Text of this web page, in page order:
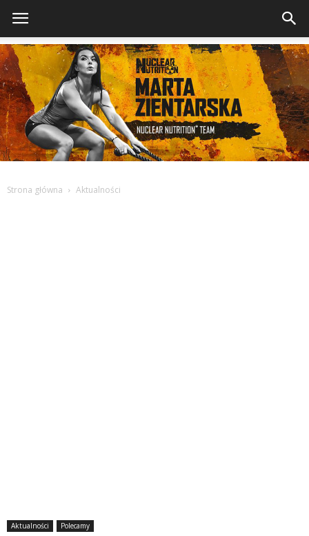
Strona główna Aktualności
Aktualności Polecamy